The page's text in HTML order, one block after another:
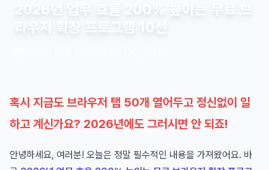
2026년 업무 효율 200% 높이는 무료 브
라우저 확장 프로그램 10선
혹시 지금도 브라우저 탭 50개 열어두고 정신없이 일
하고 계신가요? 2026년에도 그러시면 안 되죠!
안녕하세요, 여러분! 오늘은 정말 필수적인 내용을 가져왔어요. 바